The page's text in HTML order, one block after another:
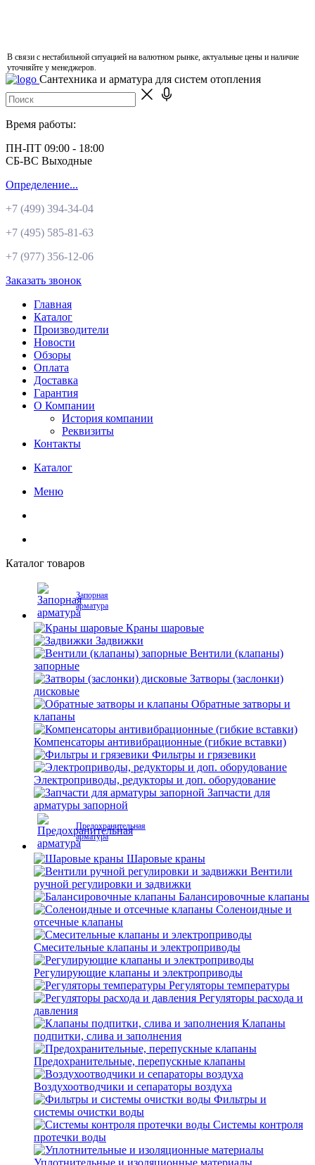
В связи с нестабильной ситуацией на валютном рынке, актуальные цены и наличие
уточняйте у менеджеров.
Сантехника и арматура для систем отопления
Время работы:
ПН-ПТ 09:00 - 18:00
СБ-ВС Выходные
Определение...
+7 (499) 394-34-04
+7 (495) 585-81-63
+7 (977) 356-12-06
Заказать звонок
Главная
Каталог
Производители
Новости
Обзоры
Оплата
Доставка
Гарантия
О Компании
История компании
Реквизиты
Контакты
Каталог
Меню
Каталог товаров
Запорная
арматура
Краны шаровые
Задвижки
Вентили (клапаны)
запорные
Затворы (заслонки)
дисковые
Обратные затворы и
клапаны
Компенсаторы антивибрационные (гибкие вставки)
Фильтры и грязевики
Электроприводы, редукторы и доп. оборудование
Запчасти для
арматуры запорной
Предохранительная
арматура
Шаровые краны
Вентили
ручной регулировки и задвижки
Балансировочные клапаны
Соленоидные и
отсечные клапаны
Смесительные клапаны и электроприводы
Регулирующие клапаны и электроприводы
Регуляторы температуры
Регуляторы расхода и
давления
Клапаны
подпитки, слива и заполнения
Предохранительные, перепускные клапаны
Воздухоотводчики и сепараторы воздуха
Фильтры и
системы очистки воды
Системы контроля
протечки воды
Уплотнительные и изоляционные материалы